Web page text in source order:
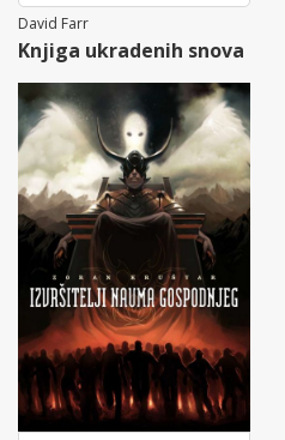
David Farr
Knjiga ukradenih snova